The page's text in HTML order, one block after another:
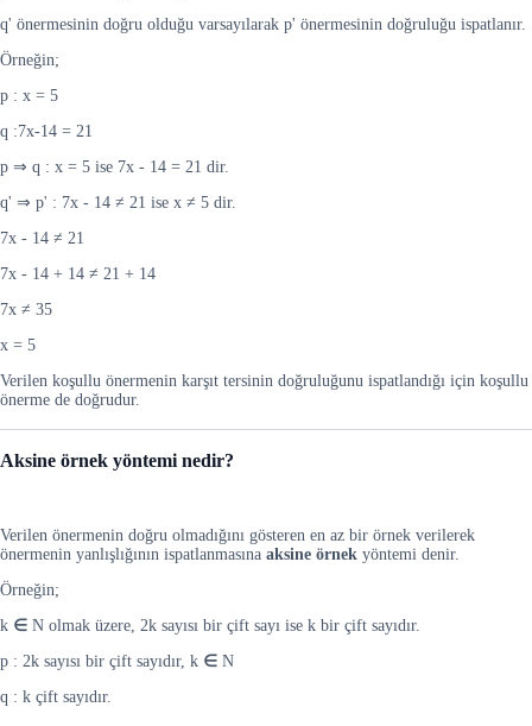
q' önermesinin doğru olduğu varsayılarak p' önermesinin doğruluğu ispatlanır.
Örneğin;
p : x = 5
q :7x-14 = 21
p ⇒ q : x = 5 ise 7x - 14 = 21 dir.
q' ⇒ p' : 7x - 14 ≠ 21 ise x ≠ 5 dir.
7x - 14 ≠ 21
7x - 14 + 14 ≠ 21 + 14
7x ≠ 35
x = 5
Verilen koşullu önermenin karşıt tersinin doğruluğunu ispatlandığı için koşullu
önerme de doğrudur.
Aksine örnek yöntemi nedir?
Verilen önermenin doğru olmadığını gösteren en az bir örnek verilerek
önermenin yanlışlığının ispatlanmasına aksine örnek yöntemi denir.
Örneğin;
k ∈ N olmak üzere, 2k sayısı bir çift sayı ise k bir çift sayıdır.
p : 2k sayısı bir çift sayıdır, k ∈ N
q : k çift sayıdır.